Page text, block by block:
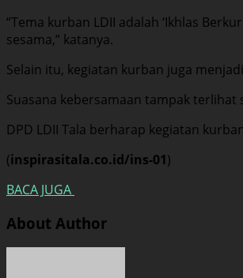
“Tema kurban LDII adalah ‘Ikhlas
sesama,” katanya.
Selain itu, kegiatan kurban juga
Suasana kebersamaan tampak
DPD LDII Tala berharap kegiatan
(inspirasitala.co.id/ins-01)
BACA JUGA
About Author